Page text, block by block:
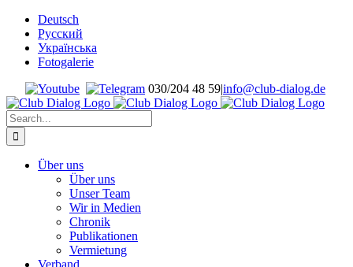
Skip
content
Deutsch
Русский
Українська
Fotogalerie
030/204 48 59|info@club-dialog.de
Search
for:
Über uns
Über uns
Unser Team
Wir in Medien
Chronik
Publikationen
Vermietung
Verband